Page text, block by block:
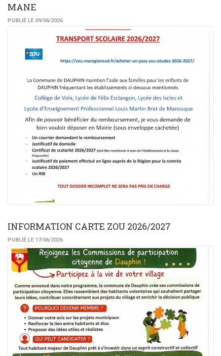
MANE
PUBLIÉ LE 09/06/2026
INFORMATION CARTE ZOU 2026/2027
PUBLIÉ LE 17/06/2026